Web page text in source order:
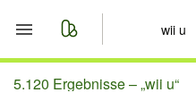
Start
5.120 Ergebnisse –„wii u“